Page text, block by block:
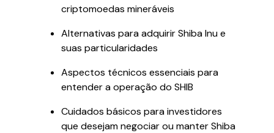
criptomoedas mineráveis
Alternativas para adquirir Shiba Inu e
suas particularidades
Aspectos técnicos essenciais para
entender a operação do SHIB
Cuidados básicos para investidores
que desejam negociar ou manter Shiba